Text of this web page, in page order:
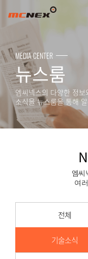
NEWSROOM
MEDIA CENTER
뉴스룸
엠씨넥스의 다양한 정보
소식을 뉴스룸을 통해
엠씨
여
전체
기술소식